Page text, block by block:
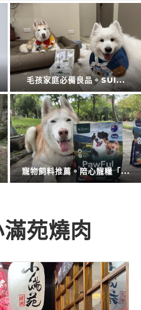
防蚊液的第一品牌。叮寧也...
衛浴還是讓專業的來。CA...
苑燒肉